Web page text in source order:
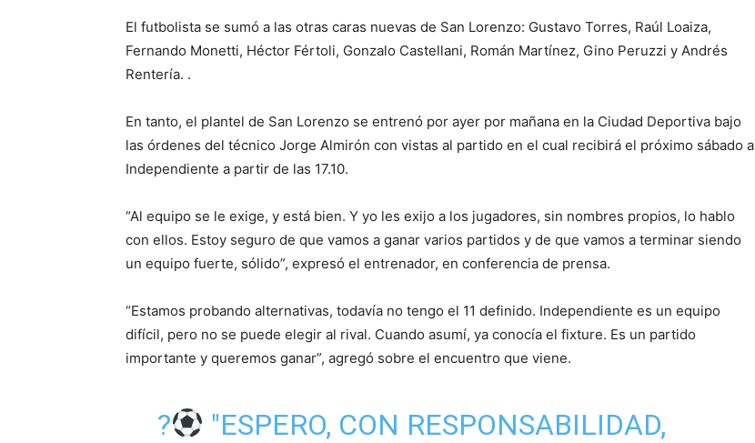
El futbolista se sumó a las otras caras nuevas de San Lorenzo: Gustavo Torres, Raúl Loaiza,
Fernando Monetti, Héctor Fértoli, Gonzalo Castellani, Román Martínez, Gino Peruzzi y Andrés
Rentería. .
En tanto, el plantel de San Lorenzo se entrenó por ayer por mañana en la Ciudad Deportiva bajo
las órdenes del técnico Jorge Almirón con vistas al partido en el cual recibirá el próximo sábado a
Independiente a partir de las 17.10.
“Al equipo se le exige, y está bien. Y yo les exijo a los jugadores, sin nombres propios, lo hablo
con ellos. Estoy seguro de que vamos a ganar varios partidos y de que vamos a terminar siendo
un equipo fuerte, sólido”, expresó el entrenador, en conferencia de prensa.
“Estamos probando alternativas, todavía no tengo el 11 definido. Independiente es un equipo
difícil, pero no se puede elegir al rival. Cuando asumí, ya conocía el fixture. Es un partido
importante y queremos ganar”, agregó sobre el encuentro que viene.
?
"ESPERO, CON RESPONSABILIDAD,